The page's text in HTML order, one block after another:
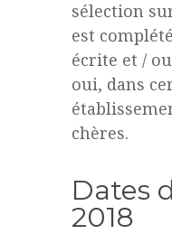
sélection
est
écrite et /
oui, dans
chères.
Dates
2018